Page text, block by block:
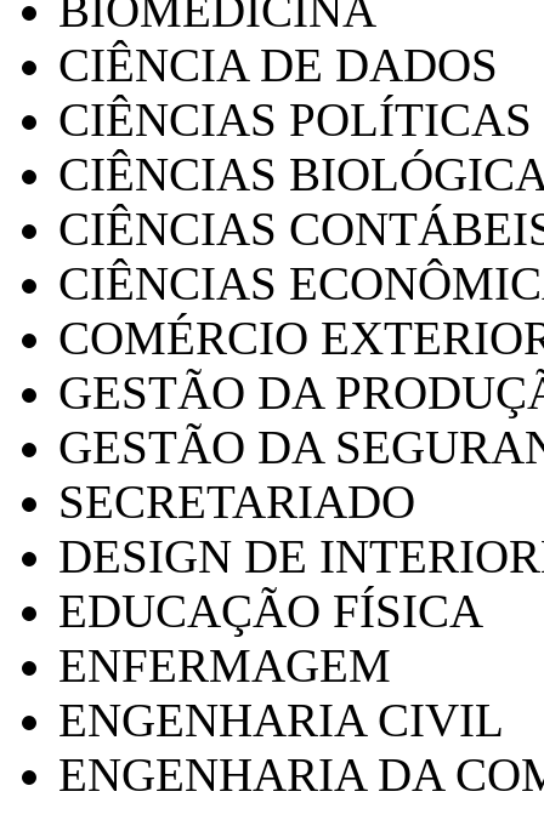
CIÊNCIA DE DADOS
CIÊNCIAS POLÍTICAS
CIÊNCIAS
CIÊNCIAS
CIÊNCIAS
COMÉRCIO
GESTÃO DA
GESTÃO DA
SECRETARIADO
DESIGN DE
EDUCAÇÃO FÍSICA
ENFERMAGEM
ENGENHARIA CIVIL
ENGENHARIA DA